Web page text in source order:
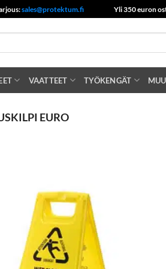
sales@protektum.fiYli 350 euron
VAATTEET TYÖKENGÄT
EURO